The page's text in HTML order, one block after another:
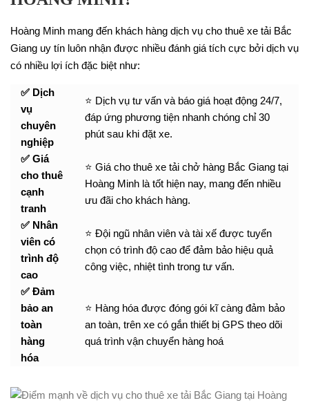
Hoàng Minh mang đến khách hàng dịch vụ cho thuê xe tải Bắc
Giang uy tín luôn nhận được nhiều đánh giá tích cực bởi dịch vụ
có nhiều lợi ích đặc biệt như:
✅ Dịch
vụ
chuyên
nghiệp
⭐ Dịch vụ tư vấn và báo giá hoạt động 24/7,
đáp ứng phương tiện nhanh chóng chỉ 30
phút sau khi đặt xe.
✅ Giá
cho thuê
cạnh
tranh
⭐ Giá cho thuê xe tải chở hàng Bắc Giang tại
Hoàng Minh là tốt hiện nay, mang đến nhiều
ưu đãi cho khách hàng.
✅ Nhân
viên có
trình độ
cao
⭐ Đội ngũ nhân viên và tài xế được tuyển
chọn có trình độ cao để đảm bảo hiệu quả
công việc, nhiệt tình trong tư vấn.
✅ Đảm
bảo an
toàn
hàng
hóa
⭐ Hàng hóa được đóng gói kĩ càng đảm bảo
an toàn, trên xe có gắn thiết bị GPS theo dõi
quá trình vận chuyển hàng hoá